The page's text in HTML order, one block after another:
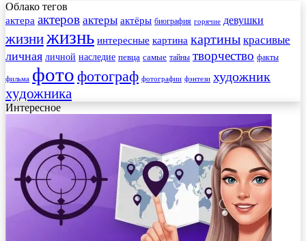
Облако тегов
актера актеров актеры актёры биография горячие девушки
жизнижизнь интересные картина картины красивые
личная личной наследие певца самые тайны творчество факты
фильма фото фотограф фотографии фэнтези художник
художника
Интересное